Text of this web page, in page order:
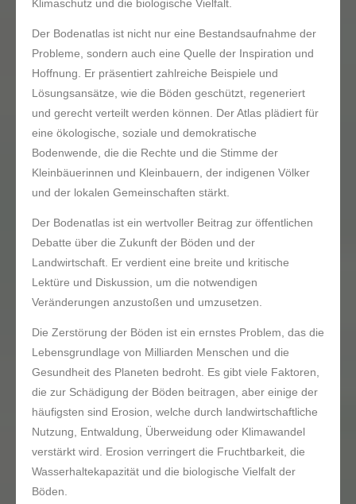
Klimaschutz und die biologische Vielfalt.
Der Bodenatlas ist nicht nur eine Bestandsaufnahme der
Probleme, sondern auch eine Quelle der Inspiration und
Hoffnung. Er präsentiert zahlreiche Beispiele und
Lösungsansätze, wie die Böden geschützt, regeneriert
und gerecht verteilt werden können. Der Atlas plädiert für
eine ökologische, soziale und demokratische
Bodenwende, die die Rechte und die Stimme der
Kleinbäuerinnen und Kleinbauern, der indigenen Völker
und der lokalen Gemeinschaften stärkt.
Der Bodenatlas ist ein wertvoller Beitrag zur öffentlichen
Debatte über die Zukunft der Böden und der
Landwirtschaft. Er verdient eine breite und kritische
Lektüre und Diskussion, um die notwendigen
Veränderungen anzustoßen und umzusetzen.
Die Zerstörung der Böden ist ein ernstes Problem, das die
Lebensgrundlage von Milliarden Menschen und die
Gesundheit des Planeten bedroht. Es gibt viele Faktoren,
die zur Schädigung der Böden beitragen, aber einige der
häufigsten sind Erosion, welche durch landwirtschaftliche
Nutzung, Entwaldung, Überweidung oder Klimawandel
verstärkt wird. Erosion verringert die Fruchtbarkeit, die
Wasserhaltekapazität und die biologische Vielfalt der
Böden.